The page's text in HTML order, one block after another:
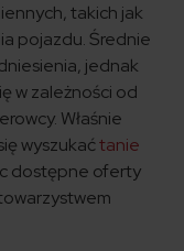
takich jak
pojazdu. Średnie
jednak
w zależności od
Właśnie
wyszukaćtanie
dostępne oferty